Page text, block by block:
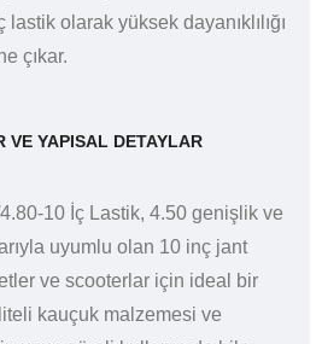
olarak yüksek dayanıklılığı
çıkar.
VE YAPISAL DETAYLAR
10 İç Lastik, 4.50 genişlik ve
uyumlu olan 10 inç jant
ve scooterlar için ideal bir
kauçuk malzemesi ve